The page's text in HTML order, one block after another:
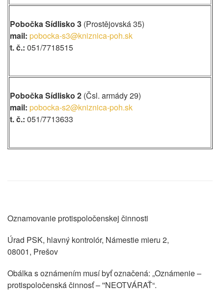
Pobočka Sídlisko 3 (Prostějovská 35)
mail: pobocka-s3@kniznica-poh.sk
t. č.: 051/7718515
Pobočka Sídlisko 2 (Čsl. armády 29)
mail: pobocka-s2@kniznica-poh.sk
t. č.: 051/7713633
Oznamovanie protispoločenskej činnosti
Úrad PSK, hlavný kontrolór, Námestie mieru 2,
08001, Prešov
Obálka s oznámením musí byť označená: „Oznámenie –
protispoločenská činnosť – ''NEOTVÁRAŤ“.